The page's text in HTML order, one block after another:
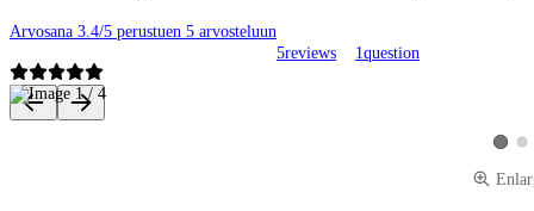
Arvosana 3.4/5 perustuen 5 arvosteluun
5reviews 1question
Product images and videos
View